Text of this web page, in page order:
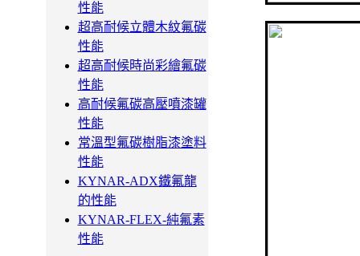
性能
超高耐候立體木紋氟碳
性能
超高耐候時尚彩繪氟碳
性能
高耐候氟碳高壓噴漆罐
性能
常溫型氟碳樹脂漆塗料
性能
KYNAR-ADX鐵氟龍
的性能
KYNAR-FLEX-純氟素
性能